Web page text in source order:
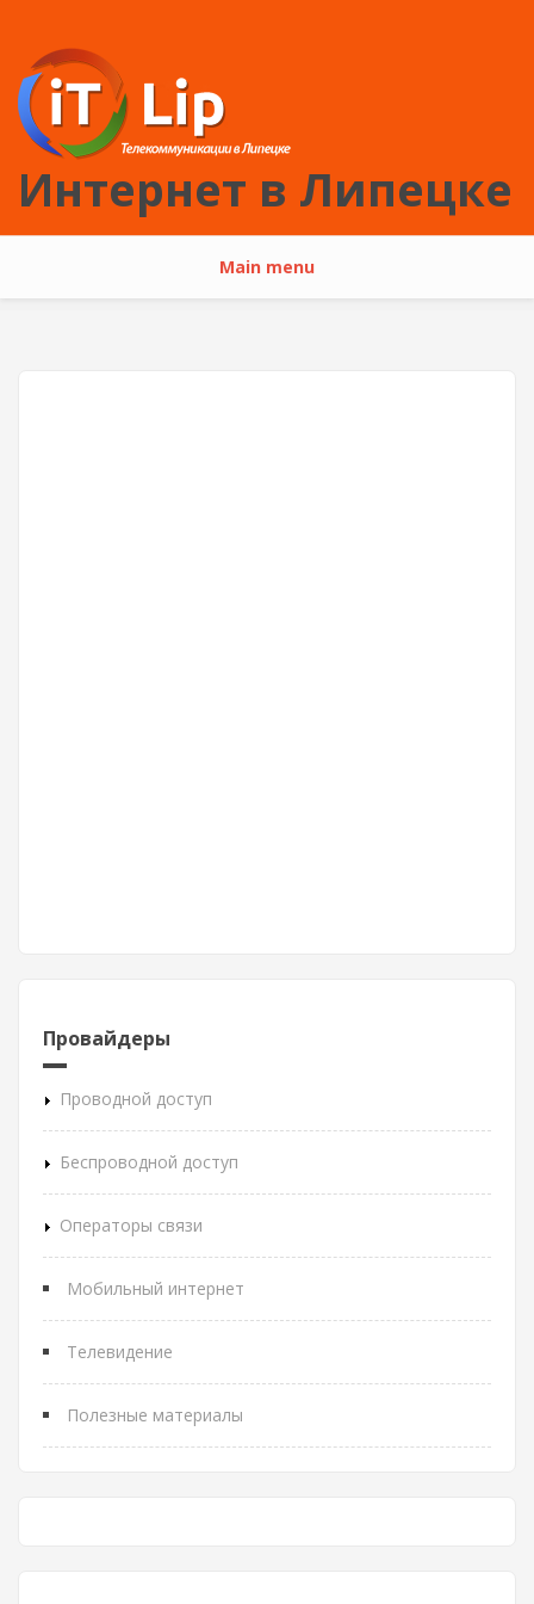
Интернет в Липецке
Main menu
Провайдеры
Проводной доступ
Беспроводной доступ
Операторы связи
Мобильный интернет
Телевидение
Полезные материалы